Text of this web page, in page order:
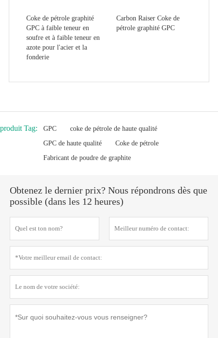
Coke de pétrole graphité
GPC à faible teneur en
soufre et à faible teneur en
azote pour l'acier et la
fonderie
Carbon Raiser Coke de
pétrole graphité GPC
produit Tag: GPC
coke de pétrole de haute qualité
GPC de haute qualité
Coke de pétrole
Fabricant de poudre de graphite
Obtenez le dernier prix? Nous répondrons dès que
possible (dans les 12 heures)